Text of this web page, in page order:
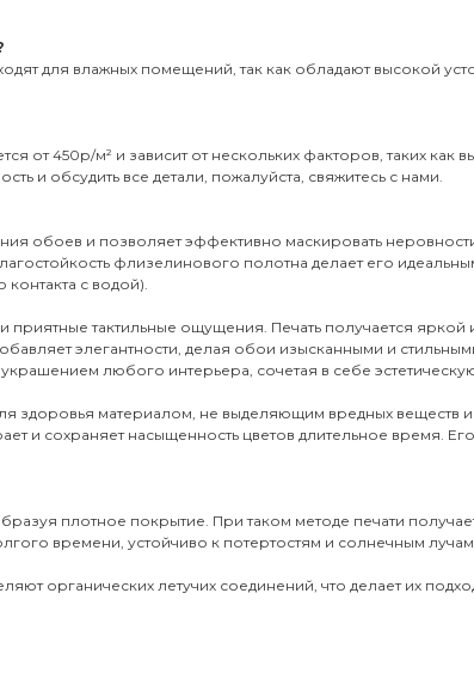
для влажных помещений, так как обладают высокой
от 450р/м² и зависит от нескольких факторов, таких как
и обсудить все детали, пожалуйста, свяжитесь с нами.
обоев и позволяет эффективно маскировать
флизелинового полотна делает его
с водой).
приятные тактильные ощущения. Печать получается
элегантности, делая обои изысканными и
любого интерьера, сочетая в себе
здоровья материалом, не выделяющим вредных веществ
и сохраняет насыщенность цветов длительное время.
плотное покрытие. При таком методе печати
времени, устойчиво к потертостям и солнечным
органических летучих соединений, что делает их